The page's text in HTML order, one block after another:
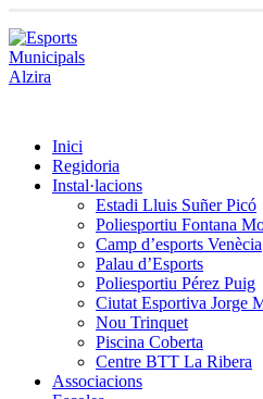
Inici
Regidoria
Instal·lacions
Estadi Lluis Suñer Picó
Poliesportiu Fontana
Camp d’esports Venècia
Palau d’Esports
Poliesportiu Pérez Puig
Ciutat Esportiva Jorge
Nou Trinquet
Piscina Coberta
Centre BTT La Ribera
Associacions